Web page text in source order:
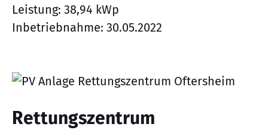
Leistung: 38,94 kWp
Inbetriebnahme: 30.05.2022
Rettungszentrum